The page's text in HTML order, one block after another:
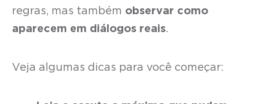
regras, mas também observar como
aparecem em diálogos reais.
Veja algumas dicas para você começar: